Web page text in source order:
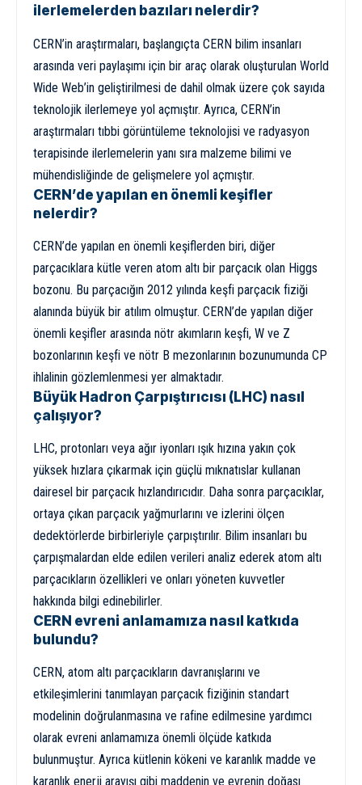
ilerlemelerden bazıları nelerdir?
CERN’in araştırmaları, başlangıçta CERN bilim insanları
arasında veri paylaşımı için bir araç olarak oluşturulan World
Wide Web’in geliştirilmesi de dahil olmak üzere çok sayıda
teknolojik ilerlemeye yol açmıştır. Ayrıca, CERN’in
araştırmaları tıbbi görüntüleme teknolojisi ve radyasyon
terapisinde ilerlemelerin yanı sıra malzeme bilimi ve
mühendisliğinde de gelişmelere yol açmıştır.
CERN’de yapılan en önemli keşifler
nelerdir?
CERN’de yapılan en önemli keşiflerden biri, diğer
parçacıklara kütle veren atom altı bir parçacık olan Higgs
bozonu. Bu parçacığın 2012 yılında keşfi parçacık fiziği
alanında büyük bir atılım olmuştur. CERN’de yapılan diğer
önemli keşifler arasında nötr akımların keşfi, W ve Z
bozonlarının keşfi ve nötr B mezonlarının bozunumunda CP
ihlalinin gözlemlenmesi yer almaktadır.
Büyük Hadron Çarpıştırıcısı (LHC) nasıl
çalışıyor?
LHC, protonları veya ağır iyonları ışık hızına yakın çok
yüksek hızlara çıkarmak için güçlü mıknatıslar kullanan
dairesel bir parçacık hızlandırıcıdır. Daha sonra parçacıklar,
ortaya çıkan parçacık yağmurlarını ve izlerini ölçen
dedektörlerde birbirleriyle çarpıştırılır. Bilim insanları bu
çarpışmalardan elde edilen verileri analiz ederek atom altı
parçacıkların özellikleri ve onları yöneten kuvvetler
hakkında bilgi edinebilirler.
CERN evreni anlamamıza nasıl katkıda
bulundu?
CERN, atom altı parçacıkların davranışlarını ve
etkileşimlerini tanımlayan parçacık fiziğinin standart
modelinin doğrulanmasına ve rafine edilmesine yardımcı
olarak evreni anlamamıza önemli ölçüde katkıda
bulunmuştur. Ayrıca kütlenin kökeni ve karanlık madde ve
karanlık enerji arayışı gibi maddenin ve evrenin doğası